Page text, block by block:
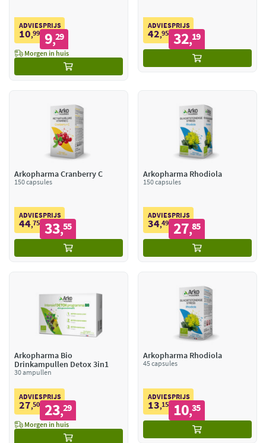
ADVIESPRIJS
10,99 9,29
Morgen in huis
ADVIESPRIJS
42,95 32,19
Arkopharma Cranberry C
150 capsules
ADVIESPRIJS
44,75 33,55
Arkopharma Rhodiola
150 capsules
ADVIESPRIJS
34,49 27,85
Arkopharma Bio
Drinkampullen Detox 3in1
30 ampullen
ADVIESPRIJS
27,50 23,29
Morgen in huis
Arkopharma Rhodiola
45 capsules
ADVIESPRIJS
13,15 10,35